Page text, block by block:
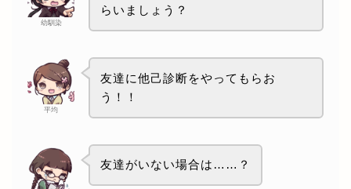
幼馴染
らいましょう？
平均
友達に他己診断をやってもらお
う！！
友達がいない場合は……？